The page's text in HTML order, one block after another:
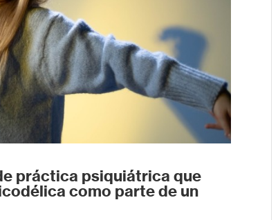
práctica psiquiátrica que
como parte de un